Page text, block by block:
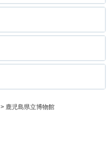
> 鹿児島県立博物館